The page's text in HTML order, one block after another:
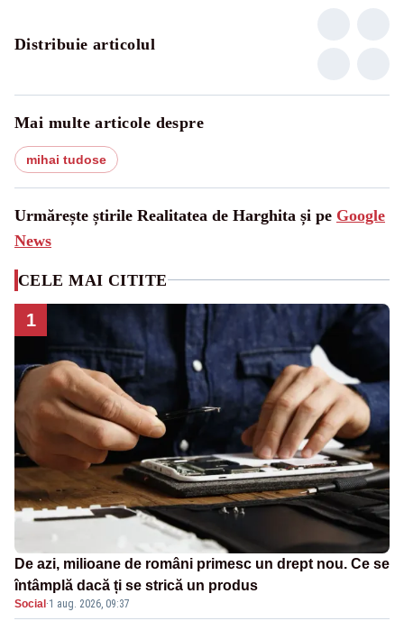
Distribuie articolul
Mai multe articole despre
mihai tudose
Urmărește știrile Realitatea de Harghita și pe Google
News
CELE MAI CITITE
1
De azi, milioane de români primesc un drept nou. Ce se
întâmplă dacă ți se strică un produs
Social ·1 aug. 2026, 09:37